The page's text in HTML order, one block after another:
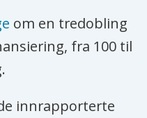
om en tredobling
fra 100 til
innrapporterte